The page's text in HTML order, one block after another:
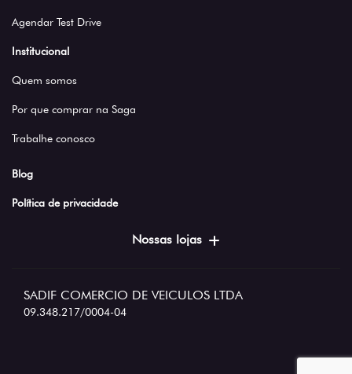
Agendar Test Drive
Institucional
Quem somos
Por que comprar na Saga
Trabalhe conosco
Blog
Política de privacidade
Nossas lojas
SADIF COMERCIO DE VEICULOS LTDA
09.348.217/0004-04